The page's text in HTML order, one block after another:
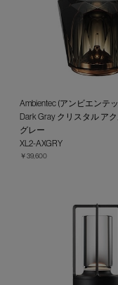
Ambientec (アンビエンテ
Dark Gray クリスタル ア
グレー
XL2-AXGRY
￥39,600